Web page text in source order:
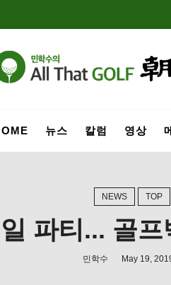
뉴스 칼럼 영상
NEWS TOP
파티... 골
민학수 May 19,